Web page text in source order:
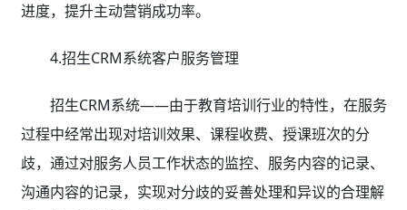
进度，提升主动营销成功率。
4.招生CRM系统客户服务管理
招生CRM系统——由于教育培训行业的特性，在服务
过程中经常出现对培训效果、课程收费、授课班次的分
歧，通过对服务人员工作状态的监控、服务内容的记录、
沟通内容的记录，实现对分歧的妥善处理和异议的合理解